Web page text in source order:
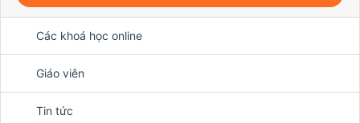
Các khoá học online
Giáo viên
Tin tức